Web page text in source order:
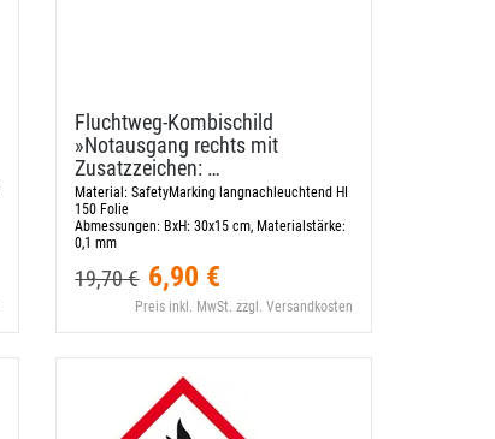
Fluchtweg-​Kombischild
»Notausgang rechts mit
Zusatzzeichen: …
Material:SafetyMarking langnachleuchtend HI
150 Folie
Abmessungen: BxH: 30x15 cm, Materialstärke:
0,1 mm
19,70 € 6,90 €
Preis inkl. MwSt. zzgl. Versandkosten